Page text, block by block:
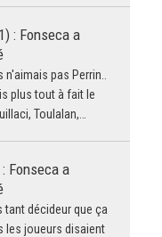
: Fonseca a
pas Perrin..
plus tout à fait le
Toulalan,…
Fonseca a
décideur que ça
les joueurs disaient